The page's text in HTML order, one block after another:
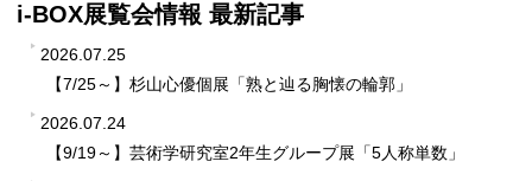
i-BOX展覧会情報 最新記事
2026.07.25
【7/25～】杉山心優個展「熟と辿る胸懐の輪郭」
2026.07.24
【9/19～】芸術学研究室2年生グループ展「5人称単数」